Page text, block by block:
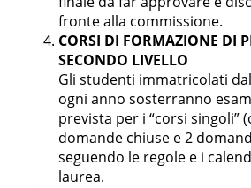
tirocinio
prova
finale
prova finale
A scelta
dello
studente
IIND-
MOTORI A
fronte alla commissione.
CORSI DI FORMAZIONE DI
SECONDO LIVELLO
Gli studenti immatricolati
ogni anno sosterranno
prevista per i “corsi singoli”
domande chiuse e 2
seguendo le regole e i
laurea.